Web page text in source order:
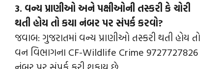
3. વન્ય પ્રાણીઓ અને પક્ષીઓની તસ્કરી કે ચોરી
થતી હોય તો કયા નંબર પર સંપર્ક કરવો?
જવાબ: ગુજરાતમાં વન્ય પ્રાણીઓ તસ્કરી થતી હોય તો
વન વિભાગના CF-Wildlife Crime 9727727826